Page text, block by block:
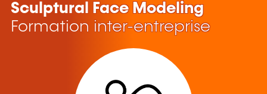
Sculptural Face Modeling
Formation inter-entreprise